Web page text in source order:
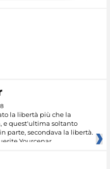
la libertà più che la
e quest'ultima soltanto
parte, secondava la libertà.
Yourcenar